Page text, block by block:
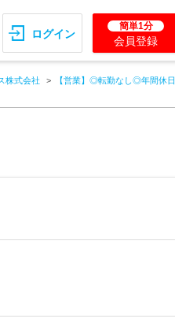
ログイン
簡単1分
会員登録
株式会社
【営業】◎転勤なし◎年間休日